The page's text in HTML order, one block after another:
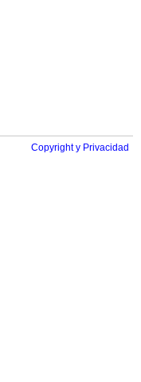
Copyright y Privacidad